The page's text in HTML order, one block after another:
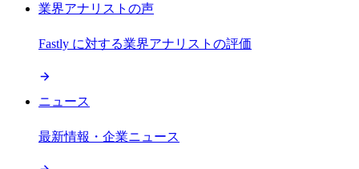
業界アナリストの声
Fastly に対する業界アナリストの評価
ニュース
最新情報・企業ニュース